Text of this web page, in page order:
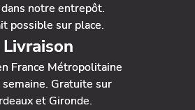
notre entrepôt.
possible sur place.
Livraison
France Métropolitaine
semaine. Gratuite sur
et Gironde.